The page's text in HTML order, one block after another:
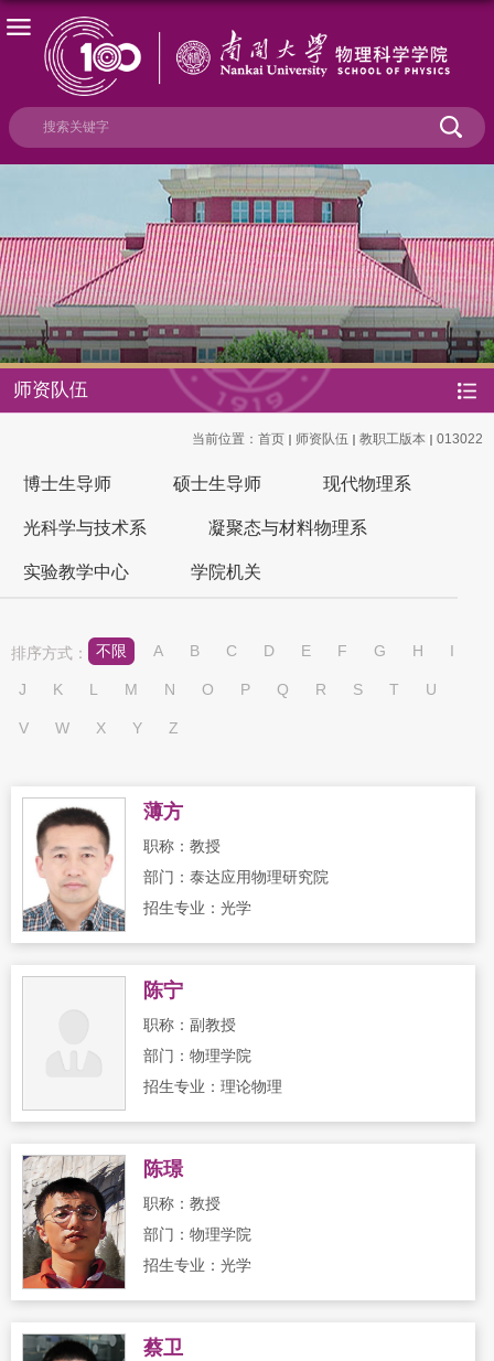
师资队伍
当前位置： 首页 师资队伍 教职工版本 013022
博士生导师 硕士生导师 现代物理系
光科学与技术系 凝聚态与材料物理系
实验教学中心 学院机关
排序方式： 不限 A B C D E F G H I
J K L M N O P Q R S T U
V W X Y Z
薄方
职称：教授
部门：泰达应用物理研究院
招生专业：光学
陈宁
职称：副教授
部门：物理学院
招生专业：理论物理
陈璟
职称：教授
部门：物理学院
招生专业：光学
蔡卫